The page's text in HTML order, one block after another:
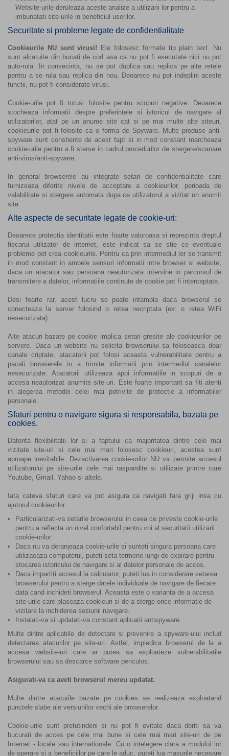
Website-urile deruleaza aceste analize a utilizarii lor pentru a
imbunatati site-urile in beneficiul userilor.
Securitate si probleme legate de confidentialitate
Cookieurile NU sunt virusi! Ele folosesc formate tip plain text. Nu
sunt alcatuite din bucati de cod asa ca nu pot fi executate nici nu pot
auto-rula. In consecinta, nu se pot duplica sau replica pe alte retele
pentru a se rula sau replica din nou. Deoarece nu pot indeplini aceste
functii, nu pot fi considerate virusi.
Cookie-urile pot fi totusi folosite pentru scopuri negative. Deoarece
stocheaza informatii despre preferintele si istoricul de navigare al
utilizatorilor, atat pe un anume site cat si pe mai multe alte siteuri,
cookieurile pot fi folosite ca o forma de Spyware. Multe produse anti-
spyware sunt constiente de acest fapt si in mod constant marcheaza
cookie-urile pentru a fi sterse in cadrul procedurilor de stergere/scanare
anti-virus/anti-spyware.
In general browserele au integrate setari de confidentialitate care
furnizeaza diferite nivele de acceptare a cookieurilor, perioada de
valabilitate si stergere automata dupa ce utilizatorul a vizitat un anumit
site.
Alte aspecte de securitate legate de cookie-uri:
Deoarece protectia identitatii este foarte valoroasa si reprezinta dreptul
fiecarui utilizator de internet, este indicat sa se stie ce eventuale
probleme pot crea cookieurile. Pentru ca prin intermediul lor se transmit
in mod constant in ambele sensuri informatii intre browser si website,
daca un atacator sau persoana neautorizata intervine in parcursul de
transmitere a datelor, informatiile continute de cookie pot fi interceptate.
Desi foarte rar, acest lucru se poate intampla daca browserul se
conecteaza la server folosind o retea necriptata (ex: o retea WiFi
nesecurizata).
Alte atacuri bazate pe cookie implica setari gresite ale cookieurilor pe
servere. Daca un website nu solicita browserului sa foloseasca doar
canale criptate, atacatorii pot folosi aceasta vulnerabilitate pentru a
pacali browserele in a trimite informatii prin intermediul canalelor
nesecurizate. Atacatorii utilizeaza apoi informatiile in scopuri de a
accesa neautorizat anumite site-uri. Este foarte important sa fiti atenti
in alegerea metodei celei mai potrivite de protectie a informatiilor
personale.
Sfaturi pentru o navigare sigura si responsabila, bazata pe
cookies.
Datorita flexibilitatii lor si a faptului ca majoritatea dintre cele mai
vizitate site-uri si cele mai mari folosesc cookieuri, acestea sunt
aproape inevitabile. Dezactivarea cookie-urilor NU va permite accesul
utilizatorului pe site-urile cele mai raspandite si utilizate printre care
Youtube, Gmail, Yahoo si altele.
Iata cateva sfaturi care va pot asigura ca navigati fara griji insa cu
ajutorul cookieurilor:
Particularizati-va setarile browserului in ceea ce priveste cookie-urile
pentru a reflecta un nivel confortabil pentru voi al securitatii utilizarii
cookie-urilor.
Daca nu va deranjeaza cookie-urile si sunteti singura persoana care
utilizaeaza computerul, puteti seta termene lungi de expirare pentru
stocarea istoricului de navigare si al datelor personale de acces.
Daca impartiti accesul la calculator, puteti lua in considerare setarea
browserului pentru a sterge datele individuale de navigare de fiecare
data cand inchideti browserul. Aceasta este o varianta de a accesa
site-urile care plaseaza cookieuri si de a sterge orice informatie de
vizitare la inchiderea sesiunii navigare.
Instalati-va si updatati-va constant aplicatii antispyware.
Multe dintre aplicatiile de detectare si prevenire a spyware-ului includ
detectarea atacurilor pe site-uri. Astfel, impiedica browserul de la a
accesa website-uri care ar putea sa exploateze vulnerabilitatile
browserului sau sa descarce software periculos.
Asigurati-va ca aveti browserul mereu updatat.
Multe dintre atacurile bazate pe cookies se realizeaza exploatand
punctele slabe ale versiunilor vechi ale browserelor.
Cookie-urile sunt pretutindeni si nu pot fi evitate daca doriti sa va
bucurati de acces pe cele mai bune si cele mai mari site-uri de pe
Internet - locale sau internationale. Cu o intelegere clara a modului lor
de operare si a beneficiilor pe care le aduc, puteti lua masurile necesare